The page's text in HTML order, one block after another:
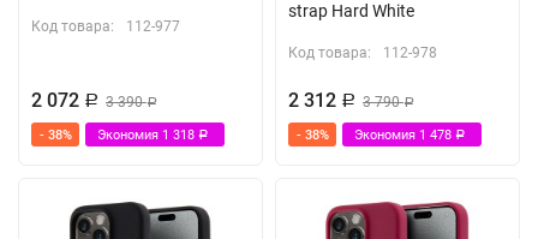
Код товара: 112-977
2 072 Р 3 390Р
- 38% Экономия 1 318 Р
strap Hard White
Код товара: 112-978
2 312 Р 3 790Р
- 38% Экономия 1 478 Р